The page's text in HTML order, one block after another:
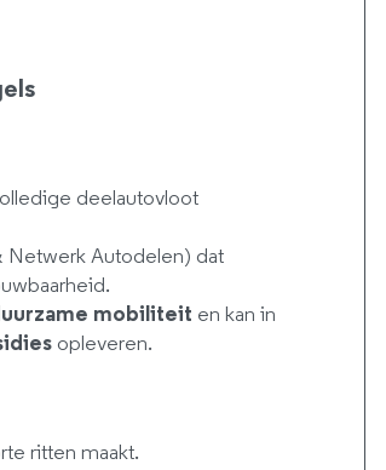
deelautovloot
Netwerk Autodelen) dat
mobiliteit en kan in
opleveren.
ritten maakt.